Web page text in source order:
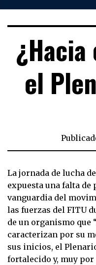
¿Hacia
el
La jornada de lucha
expuesta una falta
vanguardia del
las fuerzas del FITU
de un organismo que
caracterizan por su
sus inicios, el
fortalecido y, muy